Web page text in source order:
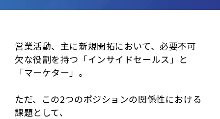
コラム
営業活動、主に新規開拓において、必要不可
欠な役割を持つ「インサイドセールス」と
「マーケター」。
ただ、この2つのポジションの関係性における
課題として、